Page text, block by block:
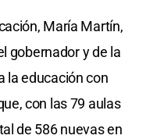
María Martín,
gobernador y de la
la educación con
con las 79 aulas
de 586 nuevas en